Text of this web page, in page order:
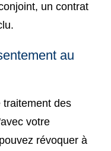
un contrat
au
traitement des
votre
révoquer à